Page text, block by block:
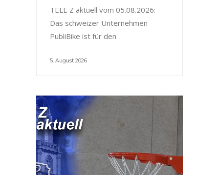
TELE Z aktuell vom 05.08.2026:
Das schweizer Unternehmen
PubliBike ist für den
5. August 2026